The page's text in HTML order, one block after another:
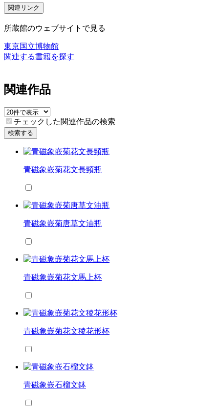
関連リンク
所蔵館のウェブサイトで見る
東京国立博物館
関連する書籍を探す
関連作品
チェックした関連作品の検索
検索する
青磁象嵌菊花文長頸瓶
青磁象嵌菊唐草文油瓶
青磁象嵌菊花文馬上杯
青磁象嵌菊花文稜花形杯
青磁象嵌石榴文鉢